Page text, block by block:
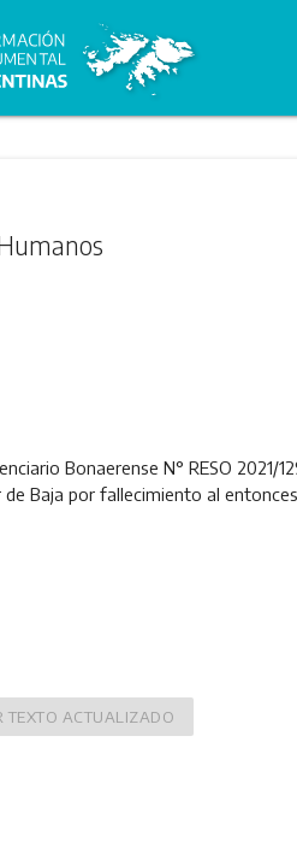
Bonaerense N° RESO
Baja por fallecimiento al
TEXTO ACTUALIZADO